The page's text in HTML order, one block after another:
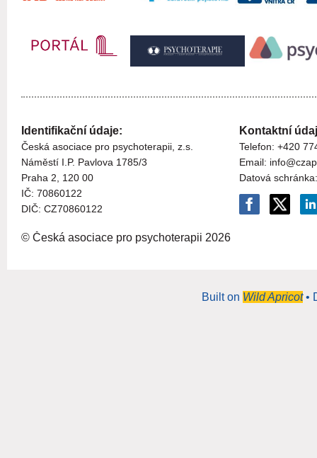
Identifikační údaje:
Česká asociace pro psychoterapii, z.s.
Náměstí I.P. Pavlova 1785/3
Praha 2, 120 00
IČ: 70860122
DIČ: CZ70860122
Kontaktní
Telefon: +420
Email:
Datová
© Česká asociace pro psychoterapii 2026
Built on Wild Apricot •